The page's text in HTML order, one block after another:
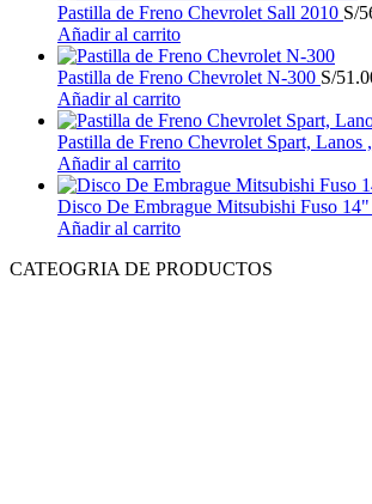
Pastilla de Freno Chevrolet Sall 2010 S/
Añadir al carrito
Pastilla de Freno Chevrolet N-300 S/
Añadir al carrito
Pastilla de Freno Chevrolet Spart, Lanos
Añadir al carrito
Disco De Embrague Mitsubishi Fuso
Añadir al carrito
CATEOGRIA DE PRODUCTOS